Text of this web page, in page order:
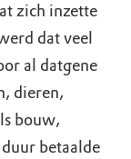
zich inzette
dat veel
al datgene
dieren,
bouw,
betaalde